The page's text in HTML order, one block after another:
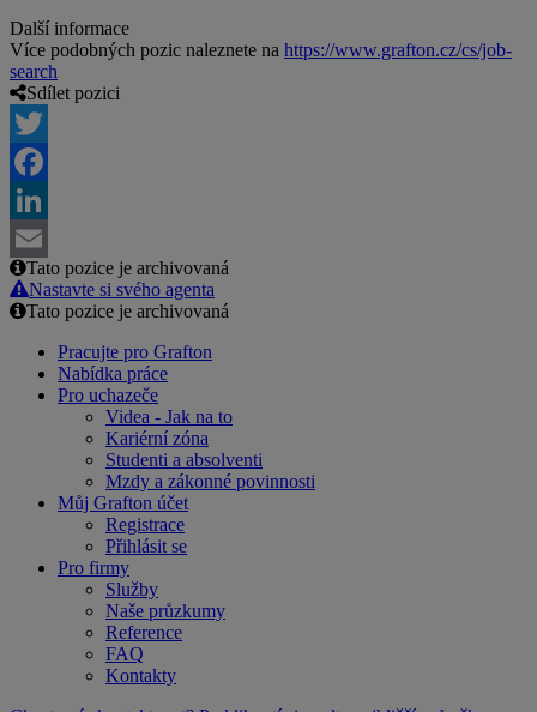
Další informace
Více podobných pozic naleznete na https://www.grafton.cz/cs/job-
search
Sdílet pozici
Twitter
Facebook
LinkedIn
Email
Tato pozice je archivovaná
Nastavte si svého agenta
Tato pozice je archivovaná
Pracujte pro Grafton
Nabídka práce
Pro uchazeče
Videa - Jak na to
Kariérní zóna
Studenti a absolventi
Mzdy a zákonné povinnosti
Můj Grafton účet
Registrace
Přihlásit se
Pro firmy
Služby
Naše průzkumy
Reference
FAQ
Kontakty